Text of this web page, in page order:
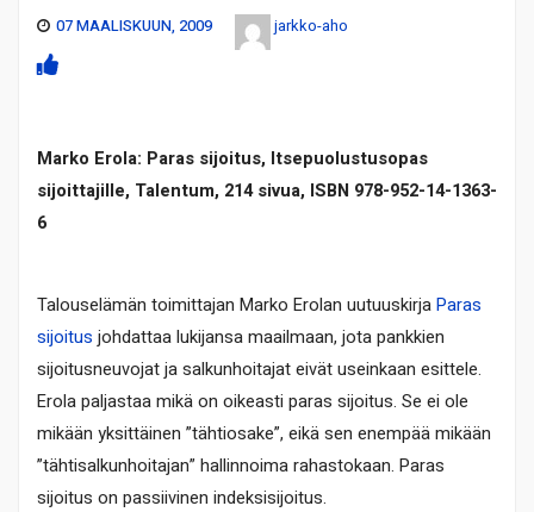
07 MAALISKUUN, 2009 jarkko-aho
Marko Erola: Paras sijoitus, Itsepuolustusopas
sijoittajille, Talentum, 214 sivua, ISBN 978-952-14-1363-
6
Talouselämän toimittajan Marko Erolan uutuuskirjaParas
sijoitus johdattaa lukijansa maailmaan, jota pankkien
sijoitusneuvojat ja salkunhoitajat eivät useinkaan esittele.
Erola paljastaa mikä on oikeasti paras sijoitus. Se ei ole
mikään yksittäinen ”tähtiosake”, eikä sen enempää mikään
”tähtisalkunhoitajan” hallinnoima rahastokaan. Paras
sijoitus on passiivinen indeksisijoitus.